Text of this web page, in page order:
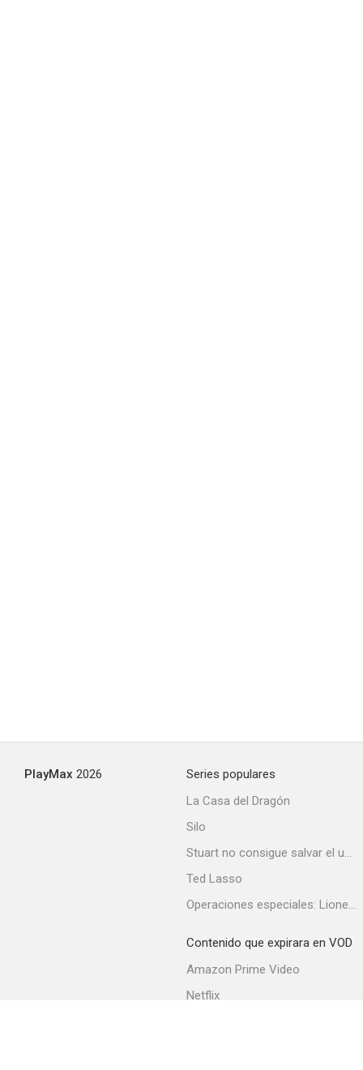
PlayMax 2026
Series populares
La Casa del Dragón
Silo
Stuart no consigue salvar el universo
Ted Lasso
Operaciones especiales: Lioness
Contenido que expirara en VOD
Amazon Prime Video
Netflix